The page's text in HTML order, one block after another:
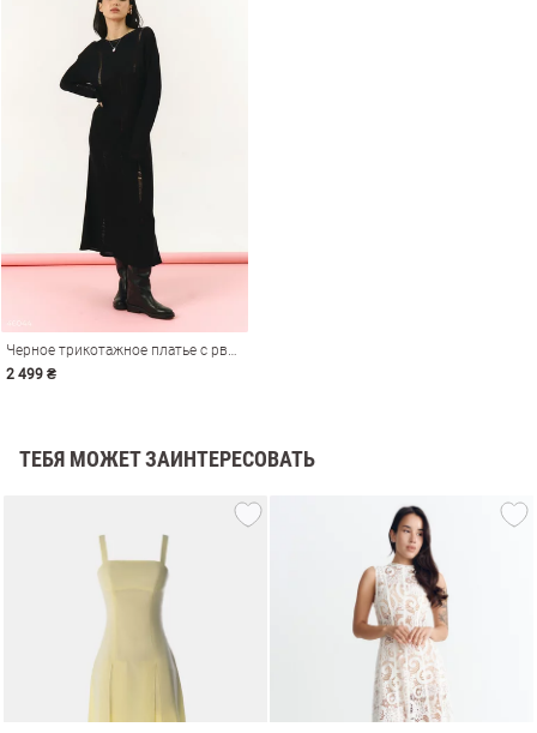
Черное трикотажное платье с рваными деталями
2 499 ₴
ТЕБЯ МОЖЕТ ЗАИНТЕРЕСОВАТЬ